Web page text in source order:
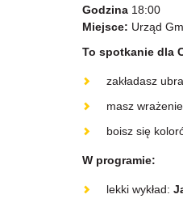
Godzina 18:00
Miejsce: Urząd
To spotkanie dla
zakładasz
masz
boisz się
W programie:
lekki wykład: